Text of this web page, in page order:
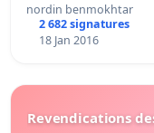
nordin benmokhtar
2 682 signatures
18 Jan 2016
Revendications